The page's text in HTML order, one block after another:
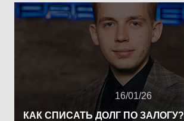
16/01/26
КАК СПИСАТЬ ДОЛГ ПО ЗАЛОГУ?